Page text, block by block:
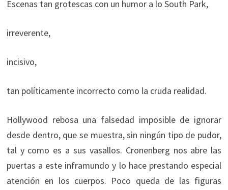
Escenas tan grotescas con un humor a lo South Park,
irreverente,
incisivo,
tan políticamente incorrecto como la cruda realidad.
Hollywood rebosa una falsedad imposible de ignorar
desde dentro, que se muestra, sin ningún tipo de pudor,
tal y como es a sus vasallos. Cronenberg nos abre las
puertas a este inframundo y lo hace prestando especial
atención en los cuerpos. Poco queda de las figuras